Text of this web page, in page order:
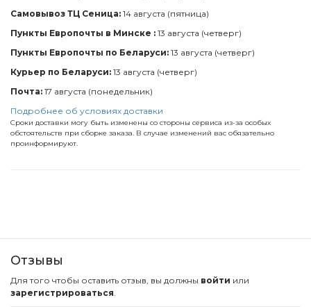
Самовывоз ТЦ Сеница: 14 августа (пятница)
Пункты Европочты в Минске : 13 августа (четверг)
Пункты Европочты по Беларуси: 13 августа (четверг)
Курьер по Беларуси: 13 августа (четверг)
Почта: 17 августа (понедельник)
Подробнее об условиях доставки
Сроки доставки могу быть изменены со стороны сервиса из-за особых
обстоятельств при сборке заказа. В случае изменений вас обязательно
проинформируют.
Отзывы
Для того чтобы оставить отзыв, вы должны войти или
зарегистрироваться.